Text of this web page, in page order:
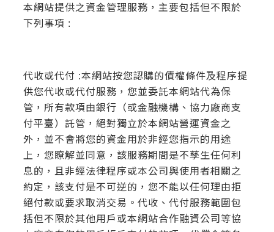
本網站提供之資金管理服務，主要包括但不限於
下列事項 :
代收或代付 :本網站按您認購的債權條件及程序提
供您代收或代付服務，您並委託本網站代為保
管，所有款項由銀行（或金融機構、協力廠商支
付平臺）託管，絕對獨立於本網站營運資金之
外，並不會將您的資金用於非經您指示的用途
上，您瞭解並同意，該服務期間是不孳生任何利
息的，且非經法律程序或本公司與使用者相關之
約定，該支付是不可逆的，您不能以任何理由拒
絕付款或要求取消交易。代收、代付服務範圍包
括但不限於其他用戶或本網站合作融資公司等協